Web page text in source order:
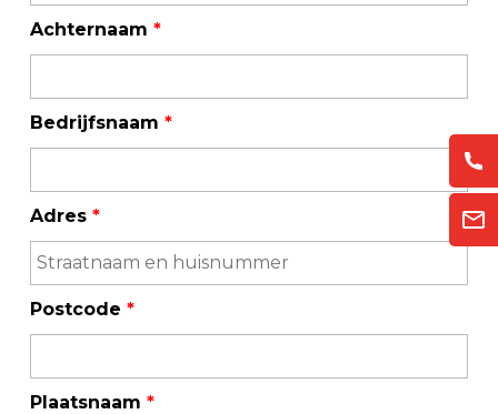
Achternaam *
Bedrijfsnaam *
Adres *
Postcode *
Plaatsnaam *